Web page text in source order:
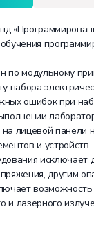
по модульному
набора
ошибок при
лицевой панели
и устройств.
исключает
другим
и лазерного